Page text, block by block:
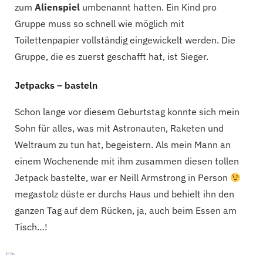
zum Alienspiel umbenannt hatten. Ein Kind pro
Gruppe muss so schnell wie möglich mit
Toilettenpapier vollständig eingewickelt werden. Die
Gruppe, die es zuerst geschafft hat, ist Sieger.
Jetpacks – basteln
Schon lange vor diesem Geburtstag konnte sich mein
Sohn für alles, was mit Astronauten, Raketen und
Weltraum zu tun hat, begeistern. Als mein Mann an
einem Wochenende mit ihm zusammen diesen tollen
Jetpack bastelte, war er Neill Armstrong in Person
megastolz düste er durchs Haus und behielt ihn den
ganzen Tag auf dem Rücken, ja, auch beim Essen am
Tisch…!